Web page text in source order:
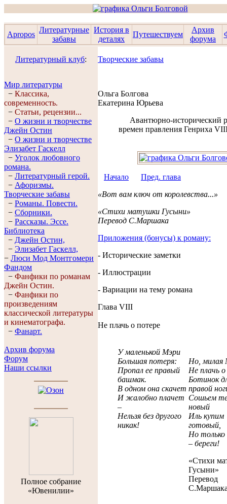
Apropos
Литературные
забавы
История в
деталях
Путешествуем
Архив
форума
Литературный клуб:
Мир литературы
− Классика,
современность.
− Статьи, рецензии...
− О жизни и творчестве
Джейн Остин
− О жизни и творчестве
Элизабет Гaскелл
− Уголок любовного
романа.
− Литературный герой.
− Афоризмы.
Творческие забавы
− Романы. Повести.
− Сборники.
− Рассказы. Эссe.
Библиотека
− Джейн Остин,
− Элизабет Гaскелл,
− Люси Мод Монтгомери
Фандом
− Фанфики по романам
Джейн Остин.
− Фанфики по
произведениям
классической литературы
и кинематографа.
− Фанарт.
Архив форума
Форум
Наши ссылки
Полноe собраниe
«Ювенилии»
Творческие забавы
Ольга Болгова
Екатерина Юрьева
Авантюрно-исторический
времен правления Генриха
Начало
Пред. глава
«Вот вам ключ от королевства...»
«Стихи матушки Гусыни»
Перевод С.Маршака
Приложения (бонусы) к роману:
- Исторические заметки
- Иллюстрации
- Вариации на тему романа
Глава VIII
Не плачь о потере
У маленькой Мэри
Большая потеря:
Пропал ее правый
башмак.
В одном она скачет
И жалобно плачет
–
Нельзя без другого
никак!
Но, милая
Не плачь
Ботинок
правой
Сошьем
новый
Иль купим
готовый,
Но
– береги!
«Стихи
Гусыни»
Перевод